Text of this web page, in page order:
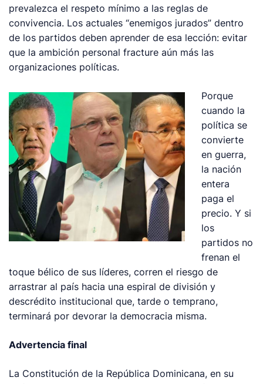
prevalezca el respeto mínimo a las reglas de
convivencia. Los actuales “enemigos jurados” dentro
de los partidos deben aprender de esa lección: evitar
que la ambición personal fracture aún más las
organizaciones políticas.
Porque
cuando la
política se
convierte
en guerra,
la nación
entera
paga el
precio. Y si
los
partidos no
frenan el
toque bélico de sus líderes, corren el riesgo de
arrastrar al país hacia una espiral de división y
descrédito institucional que, tarde o temprano,
terminará por devorar la democracia misma.
Advertencia final
La Constitución de la República Dominicana, en su